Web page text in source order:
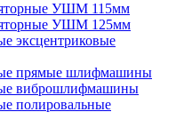
УШМ 115мм
УШМ 125мм
эксцентриковые
прямые шлифмашины
виброшлифмашины
полировальные